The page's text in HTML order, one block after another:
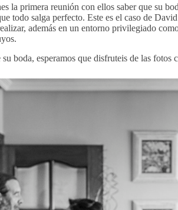
la primera reunión con ellos saber que su
todo salga perfecto. Este es el caso de
además en un entorno privilegiado
boda, esperamos que disfruteis de las fotos